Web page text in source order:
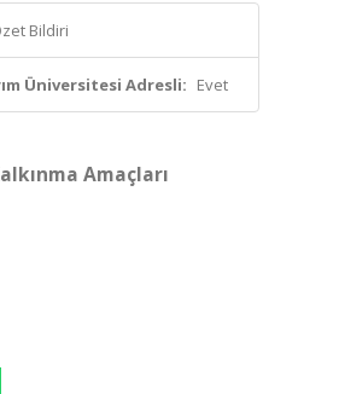
Bildiri
Üniversitesi Adresli: Evet
Amaçları